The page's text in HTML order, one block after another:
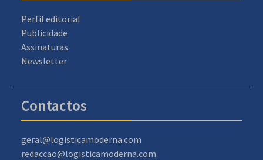
Perfil editorial
Publicidade
Assinaturas
Newsletter
Contactos
geral@logisticamoderna.com
redaccao@logisticamoderna.com